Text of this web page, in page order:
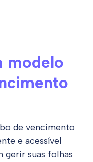
modelo
de vencimento
e acessível
gerir suas folhas